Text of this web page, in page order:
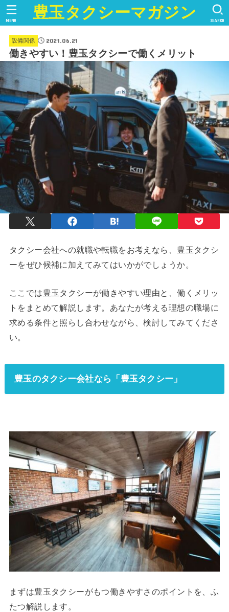
豊玉タクシーマガジン SEARCH
MENU
設備関係 2021.06.21
働きやすい！豊玉タクシーで働くメリット
タクシー会社への就職や転職をお考えなら、豊玉タクシ
ーをぜひ候補に加えてみてはいかがでしょうか。
ここでは豊玉タクシーが働きやすい理由と、働くメリッ
トをまとめて解説します。あなたが考える理想の職場に
求める条件と照らし合わせながら、検討してみてくださ
い。
豊玉のタクシー会社なら「豊玉タクシー」
まずは豊玉タクシーがもつ働きやすさのポイントを、ふ
たつ解説します。